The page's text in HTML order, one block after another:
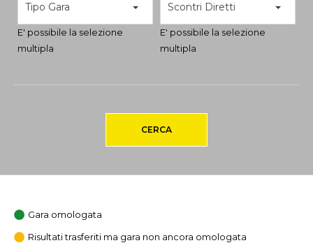
Tipo Gara
E' possibile la selezione
multipla
Scontri Diretti
E' possibile la selezione
multipla
CERCA
Gara omologata
Risultati trasferiti ma gara non ancora omologata